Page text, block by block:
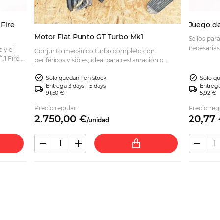
y el
Fire.
Motor Fiat Punto GT Turbo Mk1
Conjunto mecánico turbo completo con
periféricos visibles, ideal para restauración o
solicite información.
Solo quedan 1 en stock
Entrega 3 days - 5 days
91,50 €
Precio regular
2.750,00 €/unidad
Juego
Sellos
Solo
5,92 €
Precio
20,77